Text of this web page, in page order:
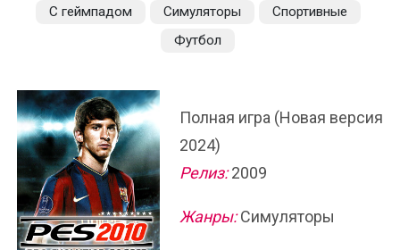
С геймпадом Симуляторы
Спортивные
Футбол
Полная игра (Новая версия
2024)
Релиз:2009
Жанры:Симуляторы